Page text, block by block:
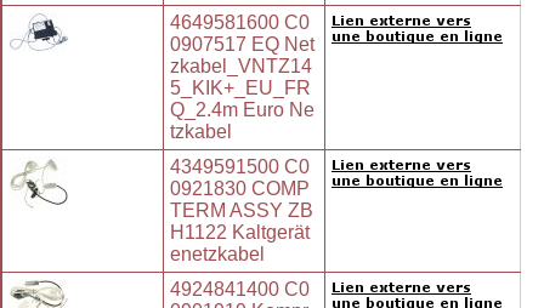
4649581600 C0
0907517 EQ Net
zkabel_VNTZ14
5_KIK+_EU_FR
Q_2.4m Euro Ne
tzkabel
4349591500 C0
0921830 COMP
TERM ASSY ZB
H1122 Kaltgerät
enetzkabel
4924841400 C0